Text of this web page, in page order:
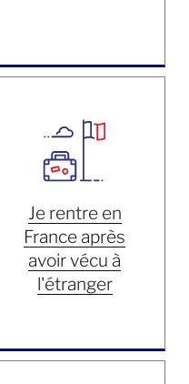
Je rentre en
France après
avoir vécu à
l'étranger